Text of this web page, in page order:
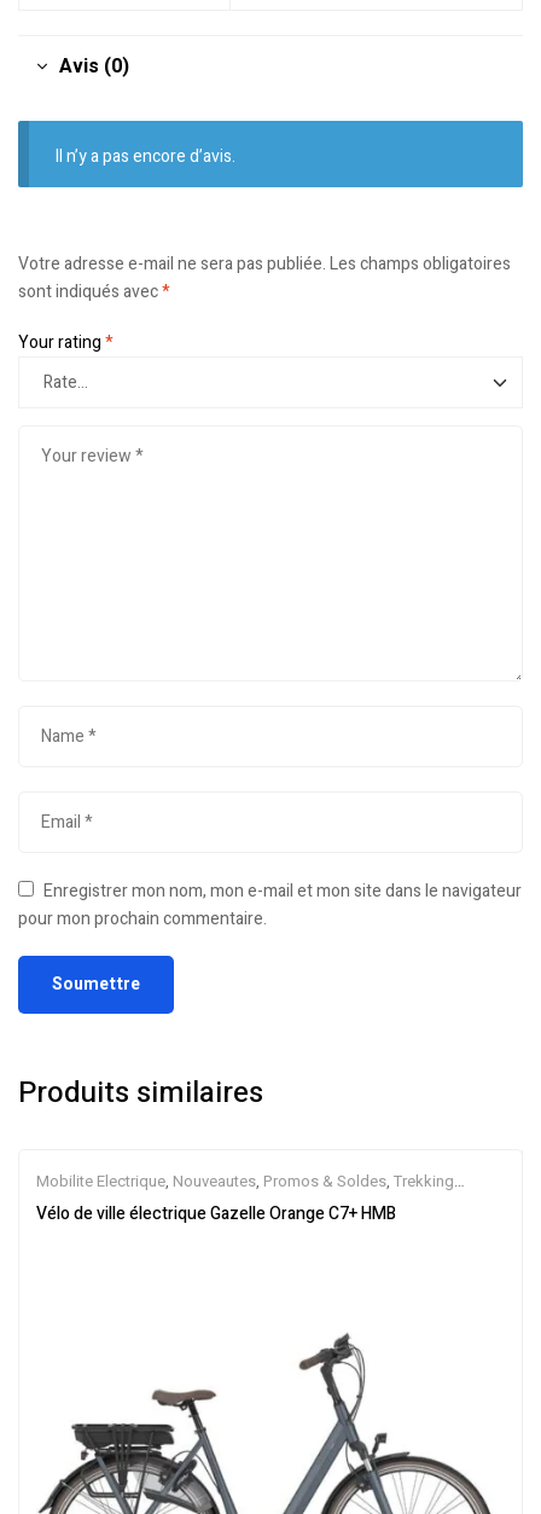
Avis (0)
Il n’y a pas encore d’avis.
Votre adresse e-mail ne sera pas publiée.Les champs obligatoires
sont indiqués avec*
Your rating*
Enregistrer mon nom, mon e-mail et mon site dans le navigateur
pour mon prochain commentaire.
Produits similaires
Mobilite Electrique, Nouveautes, Promos & Soldes, Trekking
électrique,Vélo électrique ville,Velos Electriques,VTC Electrique
Vélo de ville électrique Gazelle Orange C7+ HMB